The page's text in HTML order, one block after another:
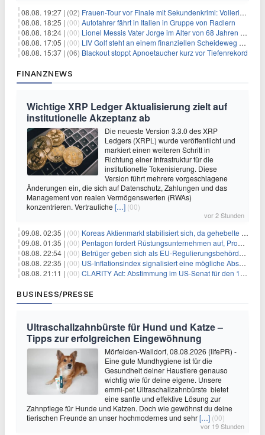
08.08. 19:27 | (02) Frauen-Tour vor Finale mit Sekundenkrimi: Vollering in Gelb
08.08. 18:25 | (00) Autofahrer fährt in Italien in Gruppe von Radlern
08.08. 18:24 | (00) Lionel Messis Vater Jorge im Alter von 68 Jahren gestorben
08.08. 17:05 | (00) LIV Golf steht an einem finanziellen Scheideweg auf der Suche nach neuen Investitionen
08.08. 15:37 | (06) Blackout stoppt Apnoetaucher kurz vor Tiefenrekord
FINANZNEWS
Wichtige XRP Ledger Aktualisierung zielt auf
institutionelle Akzeptanz ab
Die neueste Version 3.3.0 des XRP
Ledgers (XRPL) wurde veröffentlicht und
markiert einen weiteren Schritt in
Richtung einer Infrastruktur für die
institutionelle Tokenisierung. Diese
Version führt mehrere vorgeschlagene
Änderungen ein, die sich auf Datenschutz, Zahlungen und das
Management von realen Vermögenswerten (RWAs)
konzentrieren. Vertrauliche […] (00)
vor 2 Stunden
09.08. 02:35 | (00) Koreas Aktienmarkt stabilisiert sich, da gehebelte Positionen abgebaut werden
09.08. 01:35 | (00) Pentagon fordert Rüstungsunternehmen auf, Produktion angesichts eskalierender globaler Spannungen zu steigern
08.08. 22:54 | (00) Betrüger geben sich als EU-Regulierungsbehörden aus, um Krypto-Nutzer nach MiCA-Deadline ins Visier zu nehmen
08.08. 22:35 | (00) US-Inflationsindex signalisiert eine mögliche Abschwächung der Inflationsdruck
08.08. 21:11 | (00) CLARITY Act: Abstimmung im US-Senat für den 15. September angesetzt
BUSINESS/PRESSE
Ultraschallzahnbürste für Hund und Katze –
Tipps zur erfolgreichen Eingewöhnung
Mörfelden-Walldorf, 08.08.2026 (lifePR) -
Eine gute Mundhygiene ist für die
Gesundheit deiner Haustiere genauso
wichtig wie für deine eigene. Unsere
emmi-pet Ultraschallzahnbürste bietet
eine sanfte und effektive Lösung zur
Zahnpflege für Hunde und Katzen. Doch wie gewöhnst du deine
tierischen Freunde an unser hochmodernes und sehr[…] (00)
vor 19 Stunden